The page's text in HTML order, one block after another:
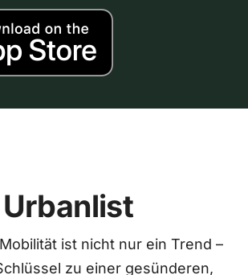
Urbanlist
ist nicht nur ein Trend –
zu einer gesünderen,